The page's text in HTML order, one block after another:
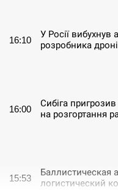
16:10
У Росії вибухнув
розробника
16:00
Сибіга
на розгортання
15:53
Баллистическая
логистический